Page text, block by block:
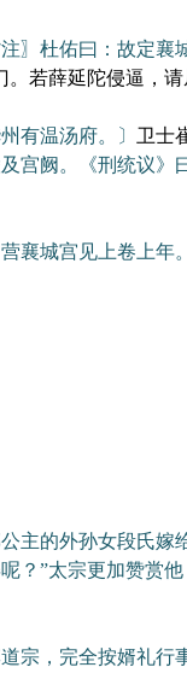
注〗杜佑曰：故定
若薛延陀侵逼，请
有温汤府。〕 卫士
宫阙。《刑统议》
襄城宫见上卷上年
的外孙女段氏嫁
？”太宗更加赞赏
，完全按婿礼行